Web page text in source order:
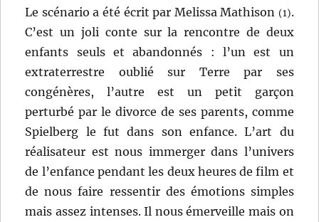
Le scénario a été écrit par Melissa Mathison (1).
C’est un joli conte sur la rencontre de deux
enfants seuls et abandonnés : l’un est un
extraterrestre oublié sur Terre par ses
congénères, l’autre est un petit garçon
perturbé par le divorce de ses parents, comme
Spielberg le fut dans son enfance. L’art du
réalisateur est nous immerger dans l’univers
de l’enfance pendant les deux heures de film et
de nous faire ressentir des émotions simples
mais assez intenses. Il nous émerveille mais on